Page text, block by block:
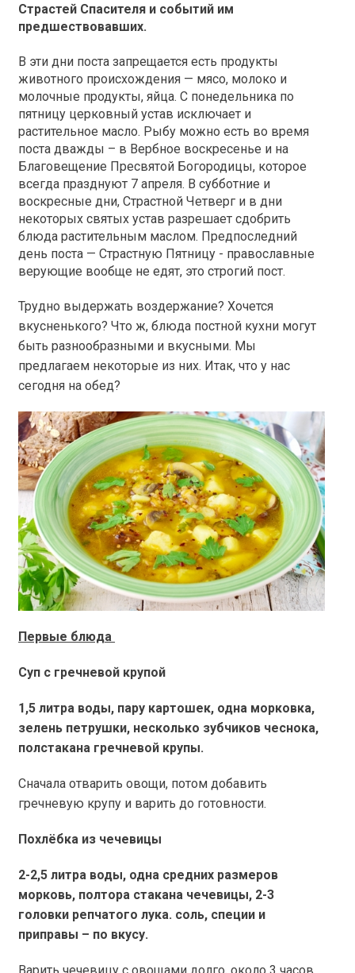
Страстей Спасителя и событий им
предшествовавших.
В эти дни поста запрещается есть продукты
животного происхождения — мясо, молоко и
молочные продукты, яйца. С понедельника по
пятницу церковный устав исключает и
растительное масло. Рыбу можно есть во время
поста дважды – в Вербное воскресенье и на
Благовещение Пресвятой Богородицы, которое
всегда празднуют 7 апреля. В субботние и
воскресные дни, Страстной Четверг и в дни
некоторых святых устав разрешает сдобрить
блюда растительным маслом. Предпоследний
день поста — Страстную Пятницу - православные
верующие вообще не едят, это строгий пост.
Трудно выдержать воздержание? Хочется
вкусненького? Что ж, блюда постной кухни могут
быть разнообразными и вкусными. Мы
предлагаем некоторые из них. Итак, что у нас
сегодня на обед?
Первые блюда
Суп с гречневой крупой
1,5 литра воды, пару картошек, одна морковка,
зелень петрушки, несколько зубчиков чеснока,
полстакана гречневой крупы.
Сначала отварить овощи, потом добавить
гречневую крупу и варить до готовности.
Похлёбка из чечевицы
2-2,5 литра воды, одна средних размеров
морковь, полтора стакана чечевицы, 2-3
головки репчатого лука. соль, специи и
приправы – по вкусу.